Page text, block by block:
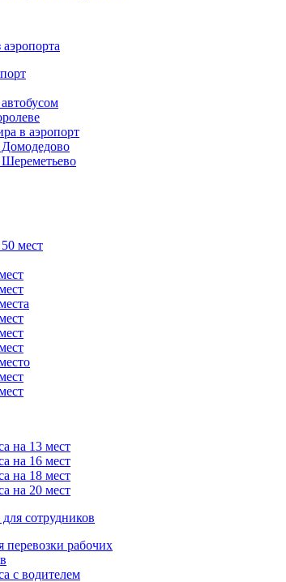
в аэропорт
Домодедово
Шереметьево
мест
на 13 мест
на 16 мест
на 18 мест
на 20 мест
сотрудников
перевозки рабочих
с водителем